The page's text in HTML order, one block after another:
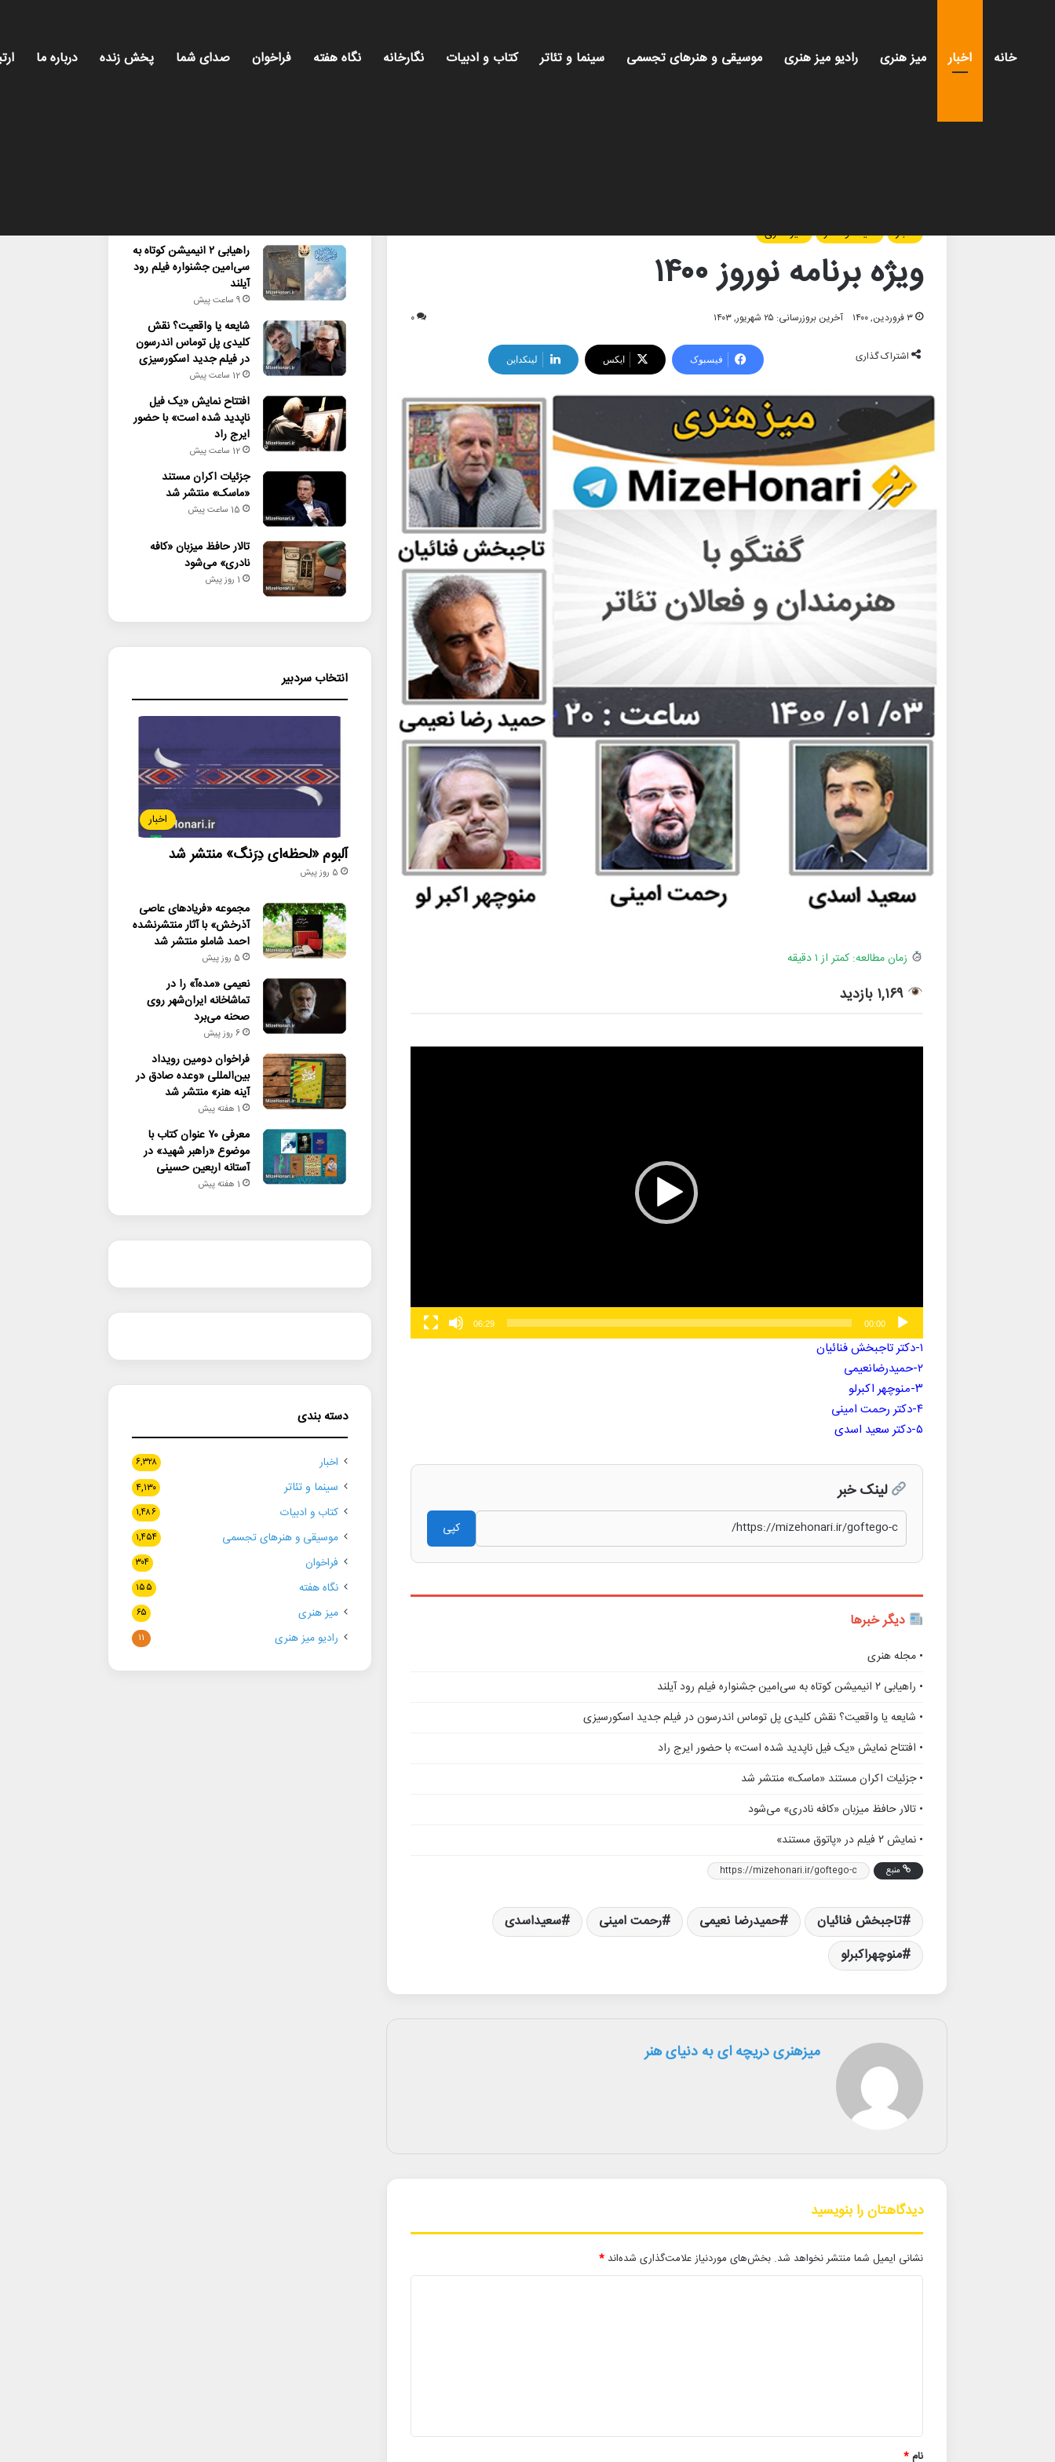
خانه اخبار میز هنری رادیو میز هنری موسیقی و هنرهای تجسمی سینما و تئاتر کتاب و ادبیات نگارخانه نگاه هفته فراخوان صدای شما پخش زنده درباره ما
اخبار
سینما و تئاتر میز هنری
ویژه برنامه نوروز ۱۴۰۰
۳ فروردین, ۱۴۰۰ آخرین بروزرسانی: ۲۵ شهریور, ۱۴۰۳ ۰
اشتراک گذاری فیسبوک ایکس لینکداین
زمان مطالعه: کمتر از ۱ دقیقه
۱,۱۶۹ بازدید
00:00
06:29
۱-دکتر تاجبخش فنائیان
۲-حمیدرضانعیمی
۳-منوچهر اکبرلو
۴-دکتر رحمت امینی
۵-دکتر سعید اسدی
لینک خبر
کپی
دیگر خبرها
• مجله هنری
• راهیابی ۲ انیمیشن کوتاه به سی‌امین جشنواره فیلم رود آیلند
• شایعه یا واقعیت؟ نقش کلیدی پل توماس اندرسون در فیلم جدید اسکورسیزی
• افتتاح نمایش «یک فیل ناپدید شده است» با حضور ایرج راد
• جزئیات اکران مستند «ماسک» منتشر شد
• تالار حافظ میزبان «کافه نادری» می‌شود
• نمایش ۲ فیلم در «پاتوق مستند»
منبع https://mizehonari.ir/goftego-c
تاجبخش فنائیان حمیدرضا نعیمی رحمت امینی
سعیداسدی
منوچهراکبرلو
میزهنری دریچه ای به دنیای هنر
دیدگاهتان را بنویسید
نشانی ایمیل شما منتشر نخواهد شد. بخش‌های موردنیاز علامت‌گذاری شده‌اند *
نام*
راهیابی ۲ انیمیشن کوتاه به
سی‌امین جشنواره فیلم رود
آیلند
9 ساعت پیش
شایعه یا واقعیت؟ نقش
کلیدی پل توماس اندرسون
در فیلم جدید اسکورسیزی
12 ساعت پیش
افتتاح نمایش «یک فیل
ناپدید شده است» با حضور
ایرج راد
12 ساعت پیش
جزئیات اکران مستند
«ماسک» منتشر شد
15 ساعت پیش
تالار حافظ میزبان «کافه
نادری» می‌شود
1 روز پیش
انتخاب سردبیر
اخبار
آلبوم «لحظه‌ای دِرَنگ» منتشر شد
5 روز پیش
مجموعه «فریادهای عاصی
آذرخش» با آثار منتشرنشده
احمد شاملو منتشر شد
5 روز پیش
نعیمی «مده‌آ» را در
تماشاخانه ایران‌شهر روی
صحنه می‌برد
6 روز پیش
فراخوان دومین رویداد
بین‌المللی «وعده صادق در
آینه هنر» منتشر شد
1 هفته پیش
معرفی ۷۰ عنوان کتاب با
موضوع «راهبر شهید» در
آستانه اربعین حسینی
1 هفته پیش
دسته بندی
اخبار ۶,۳۲۸
سینما و تئاتر ۴,۱۳۰
کتاب و ادبیات ۱,۴۸۶
موسیقی و هنرهای تجسمی ۱,۴۵۴
فراخوان ۳۰۴
نگاه هفته ۱۵۵
میز هنری ۶۵
رادیو میز هنری ۱۱